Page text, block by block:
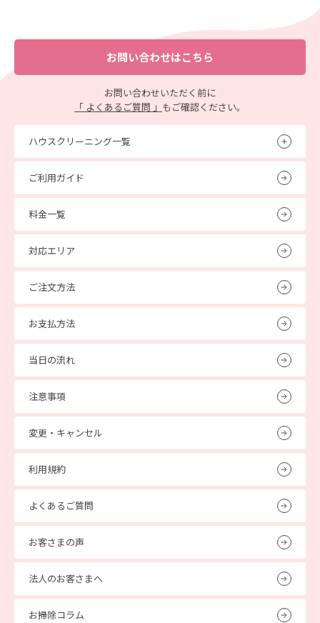
お問い合わせはこちら
お問い合わせいただく前に
「 よくあるご質問 」 もご確認ください。
ハウスクリーニング一覧
ご利用ガイド
料金一覧
対応エリア
ご注文方法
お支払方法
当日の流れ
注意事項
変更・キャンセル
利用規約
よくあるご質問
お客さまの声
法人のお客さまへ
お掃除コラム